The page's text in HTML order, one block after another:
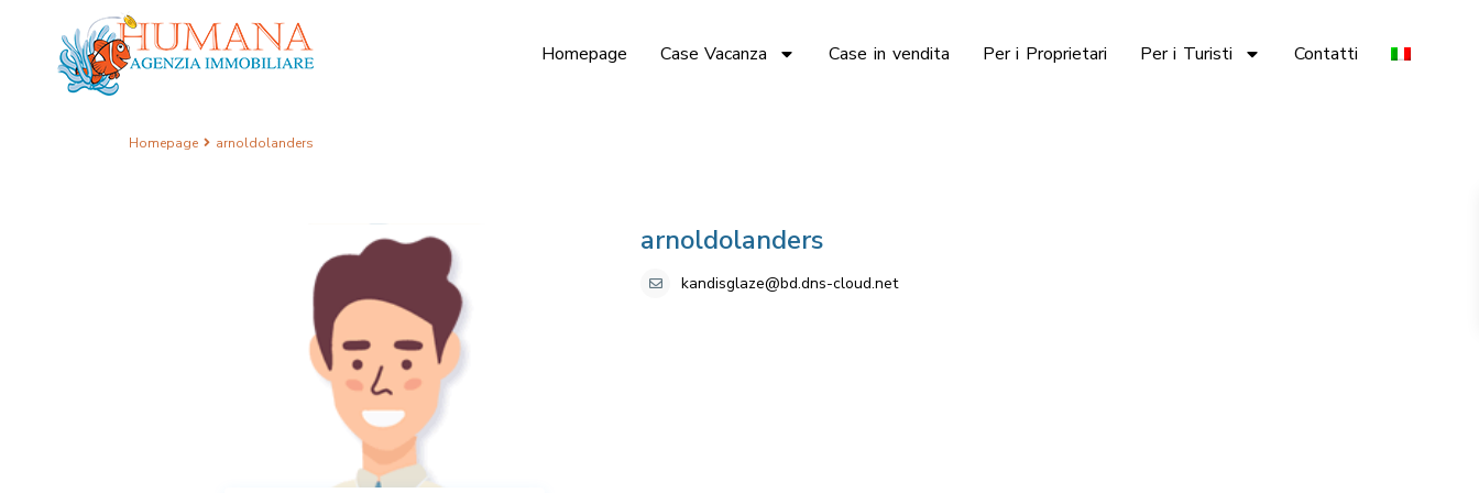
Homepage Case Vacanza Case in vendita Per i Proprietari Per i Turisti Contatti
Homepage arnoldolanders
arnoldolanders
kandisglaze@bd.dns-cloud.net